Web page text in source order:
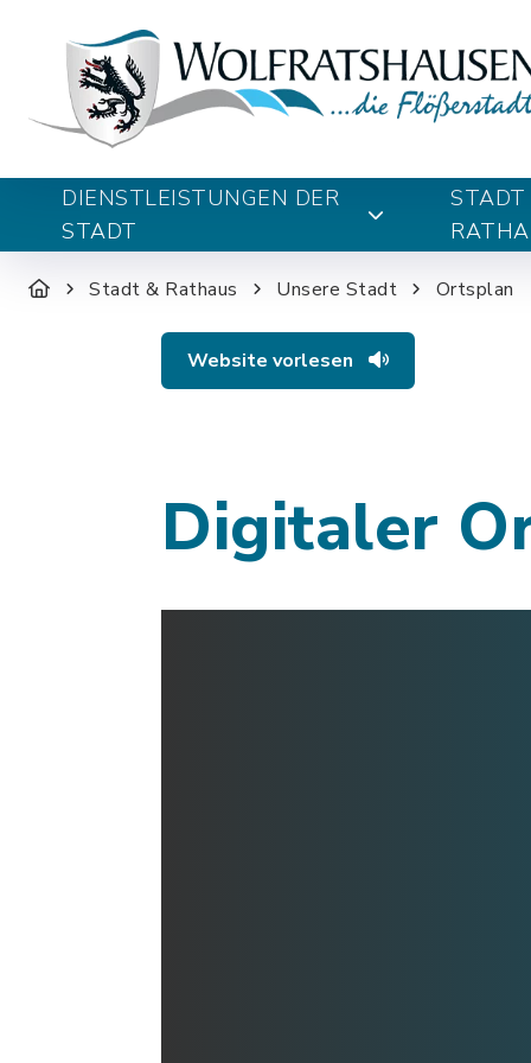
DIENSTLEISTUNGEN DER
STADT
STADT
Stadt & Rathaus Unsere Stadt Ortsplan
Website vorlesen
Digitaler